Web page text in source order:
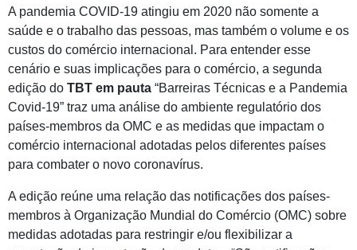
A pandemia COVID-19 atingiu em 2020 não somente a
saúde e o trabalho das pessoas, mas também o volume e os
custos do comércio internacional. Para entender esse
cenário e suas implicações para o comércio, a segunda
edição do TBT em pauta “Barreiras Técnicas e a Pandemia
Covid-19” traz uma análise do ambiente regulatório dos
países-membros da OMC e as medidas que impactam o
comércio internacional adotadas pelos diferentes países
para combater o novo coronavírus.
A edição reúne uma relação das notificações dos países-
membros à Organização Mundial do Comércio (OMC) sobre
medidas adotadas para restringir e/ou flexibilizar a